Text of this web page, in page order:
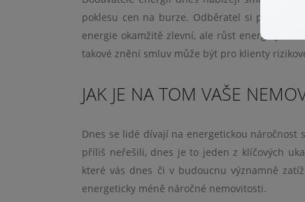
poklesu cen na burze. Odběratel si pak
energie okamžitě zlevní, ale růst energií je
takové znění smluv může být pro klienty
JAK JE NA TOM VAŠE
Dnes se lidé dívají na energetickou
příliš neřešili, dnes je to jeden z klíčových
které vás dnes či v budoucnu významně
energeticky méně náročné nemovitosti.